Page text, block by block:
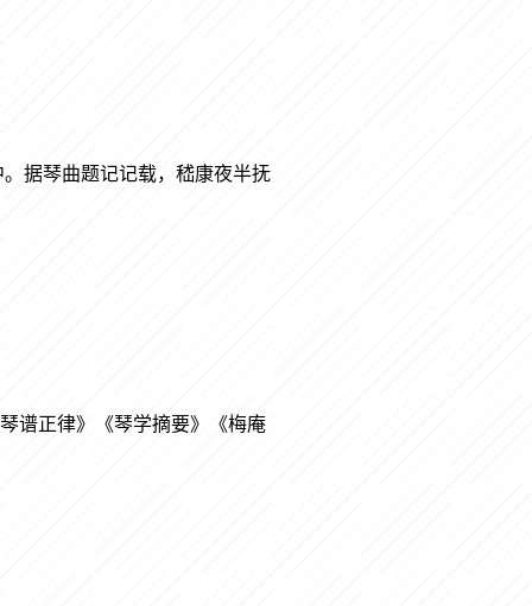
据琴曲题记记载，嵇康夜半抚
谱正律》《琴学摘要》《梅庵